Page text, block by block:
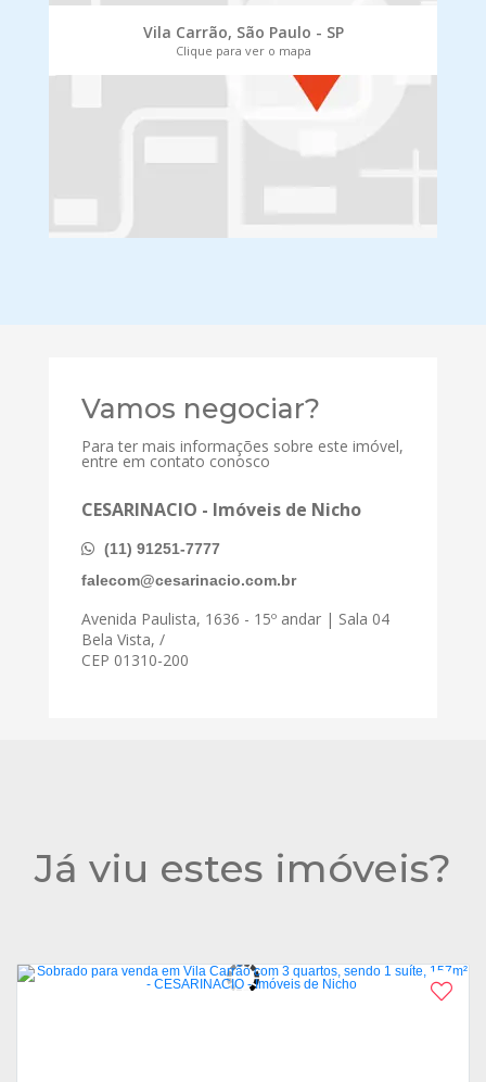
Vila Carrão, São Paulo - SP
Clique para ver o mapa
Vamos negociar?
Para ter mais informações sobre este imóvel,
entre em contato conosco
CESARINACIO - Imóveis de Nicho
(11) 91251-7777
falecom@cesarinacio.com.br
Avenida Paulista, 1636 - 15º andar | Sala 04
Bela Vista, /
CEP 01310-200
Já viu estes imóveis?